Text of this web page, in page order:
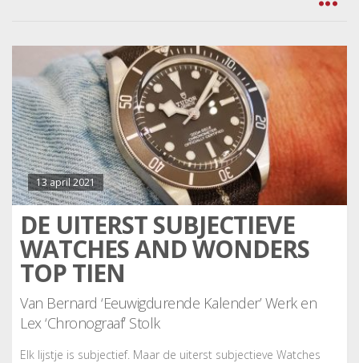
13 april 2021
DE UITERST SUBJECTIEVE
WATCHES AND WONDERS
TOP TIEN
Van Bernard ‘Eeuwigdurende Kalender’ Werk en
Lex ‘Chronograaf’ Stolk
Elk lijstje is subjectief. Maar de uiterst subjectieve Watches